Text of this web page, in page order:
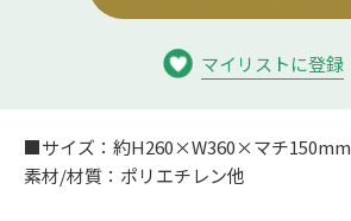
マイリストに登録
■サイズ：約H260×W360×マチ150mm
素材/材質：ポリエチレン他